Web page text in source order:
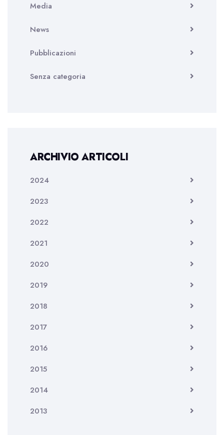
Media
News
Pubblicazioni
Senza categoria
ARCHIVIO ARTICOLI
2024
2023
2022
2021
2020
2019
2018
2017
2016
2015
2014
2013